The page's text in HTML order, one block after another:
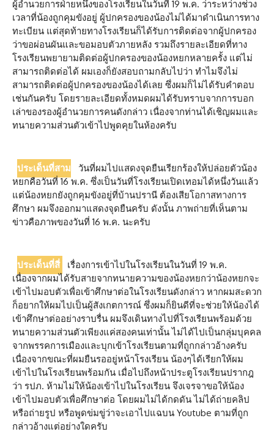
ผู้อำนวยการฝ่ายหนึ่งของโรงเรียนในวันที่ 19 พ.ค. ว่าระหว่างช่วง
เวลาที่น้องถูกคุมขังอยู่ ผู้ปกครองของน้องไม่ได้มาดำเนินการทาง
ทะเบียน แต่สุดท้ายทางโรงเรียนก็ได้รับการติดต่อจากผู้ปกครอง
ว่าขอผ่อนผันและขอมอบตัวภายหลัง รวมถึงรายละเอียดที่ทาง
โรงเรียนพยายามติดต่อผู้ปกครองของน้องหยกหลายครั้ง แต่ไม่
สามารถติดต่อได้ ผมเองก็ยังสอบถามกลับไปว่า ทำไมจึงไม่
สามารถติดต่อผู้ปกครองของน้องได้เลย ซึ่งผมก็ไม่ได้รับคำตอบ
เช่นกันครับ โดยรายละเอียดทั้งหมดผมได้รับทราบจากการบอก
เล่าของรองผู้อำนวยการคนดังกล่าว เนื่องจากท่านได้เชิญผมและ
ทนายความส่วนตัวเข้าไปพูดคุยในห้องครับ
ประเด็นที่สาม
วันที่ผมไปแสดงจุดยืนเรียกร้องให้ปล่อยตัวน้อง
หยกคือวันที่ 16 พ.ค. ซึ่งเป็นวันที่โรงเรียนเปิดเทอมได้หนึ่งวันแล้ว
แต่น้องหยกยังถูกคุมขังอยู่ที่บ้านปรานี ต้องเสียโอกาสทางการ
ศึกษา ผมจึงออกมาแสดงจุดยืนครับ ดังนั้น ภาพถ่ายที่เห็นตาม
ข่าวคือภาพของวันที่ 16 พ.ค. นะครับ
ประเด็นที่สี่
เรื่องการเข้าไปในโรงเรียนในวันที่ 19 พ.ค.
เนื่องจากผมได้รับสายจากทนายความของน้องหยกว่าน้องหยกจะ
เข้าไปมอบตัวเพื่อเข้าศึกษาต่อในโรงเรียนดังกล่าว หากผมสะดวก
ก็อยากให้ผมไปเป็นผู้สังเกตการณ์ ซึ่งผมก็ยินดีที่จะช่วยให้น้องได้
เข้าศึกษาต่ออย่างราบรื่น ผมจึงเดินทางไปที่โรงเรียนพร้อมด้วย
ทนายความส่วนตัวเพียงแค่สองคนเท่านั้น ไม่ได้ไปเป็นกลุ่มบุคคล
จากพรรคการเมืองและบุกเข้าโรงเรียนตามที่ถูกกล่าวอ้างครับ
เนื่องจากขณะที่ผมยืนรออยู่หน้าโรงเรียน น้องๆได้เรียกให้ผม
เข้าไปในโรงเรียนพร้อมกัน เมื่อไปถึงหน้าประตูโรงเรียนปรากฎ
ว่า รปภ. ห้ามไม่ให้น้องเข้าไปในโรงเรียน จึงเจรจาขอให้น้อง
เข้าไปมอบตัวเพื่อศึกษาต่อ โดยผมไม่ได้กดดัน ไม่ได้ถ่ายคลิป
หรือถ่ายรูป หรือพูดข่มขู่ว่าจะเอาไปแฉบน Youtube ตามที่ถูก
กล่าวอ้างแต่อย่างใดครับ